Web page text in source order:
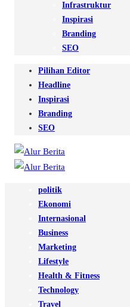
Infrastruktur
Inspirasi
Branding
SEO
Pilihan Editor
Headline
Inspirasi
Branding
SEO
politik
Ekonomi
Internasional
Business
Marketing
Lifestyle
Health & Fitness
Technology
Travel